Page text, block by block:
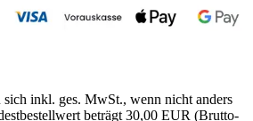
sich inkl. ges. MwSt., wenn nicht anders
beträgt 30,00 EUR (Brutto-